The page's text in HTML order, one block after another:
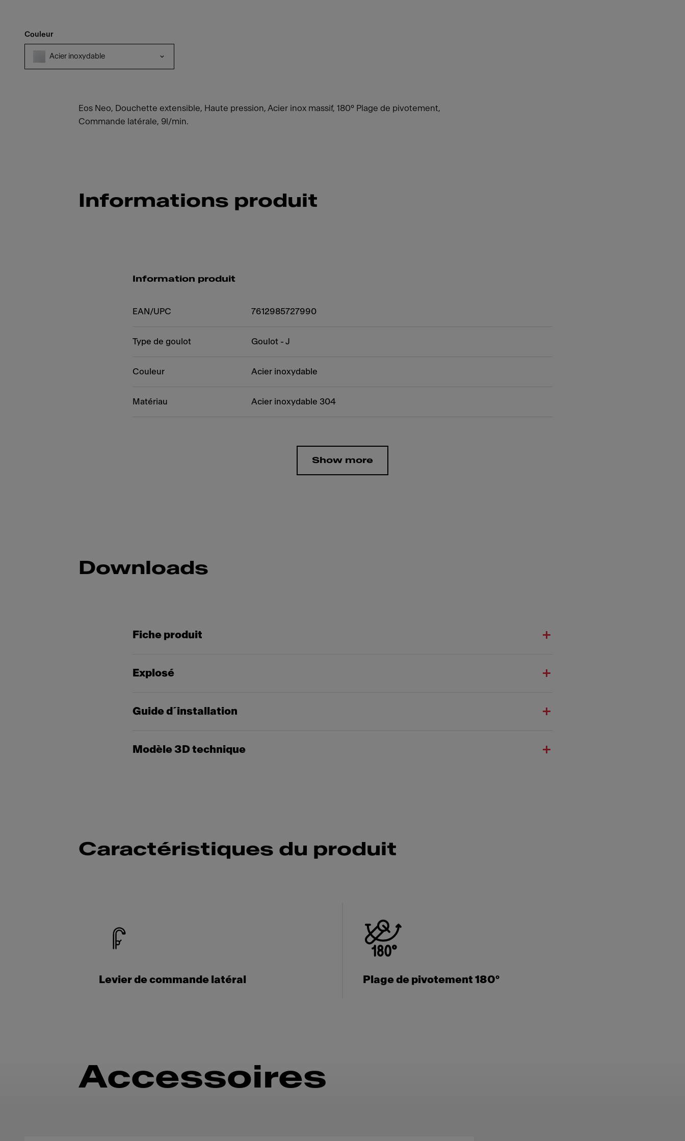
Couleur
Acier inoxydable
Eos Neo, Douchette extensible, Haute pression, Acier inox massif, 180° Plage de pivotement,
Commande latérale, 9l/min.
Informations produit
Information produit
EAN/UPC 7612985727990
Type de goulot Goulot - J
Couleur Acier inoxydable
Matériau Acier inoxydable 304
Show more
Downloads
Fiche produit
Explosé
Guide d´installation
Modèle 3D technique
Caractéristiques du produit
Levier de commande latéral Plage de pivotement 180°
Accessoires